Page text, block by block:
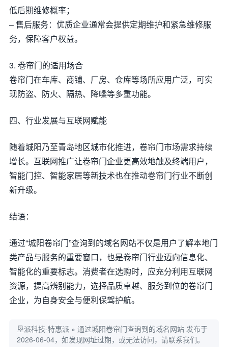
低后期维修概率；
– 售后服务：优质企业通常会提供定期维护和紧急维修服
务，保障客户权益。
3. 卷帘门的适用场合
卷帘门在车库、商铺、厂房、仓库等场所应用广泛，可实
现防盗、防火、隔热、降噪等多重功能。
四、行业发展与互联网赋能
随着城阳乃至青岛地区城市化推进，卷帘门市场需求持续
增长。互联网推广让卷帘门企业更高效地触及终端用户，
智能门控、智能家居等新技术也在推动卷帘门行业不断创
新升级。
结语：
通过“城阳卷帘门”查询到的域名网站不仅是用户了解本地门
类产品与服务的重要窗口，也是卷帘门行业迈向信息化、
智能化的重要标志。消费者在选购时，应充分利用互联网
资源，提高辨别能力，选择品质卓越、服务到位的卷帘门
企业，为自身安全与便利保驾护航。
垦派科技-特惠派 » 通过城阳卷帘门查询到的域名网站 发布于
2026-06-04，如发现网址过期，或无法访问，请联系我们。